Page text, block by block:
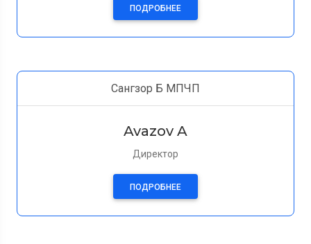
ПОДРОБНЕЕ
Сангзор Б МПЧП
Avazov A
Директор
ПОДРОБНЕЕ